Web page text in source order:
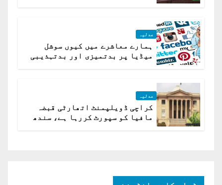
عدلیہ
ہمارے معاشرے میں کیوں سوشل
میڈیا پر بدتمیزی اور بدتہذیبی
عدلیہ
کراچی ڈویلپمنٹ اتھارٹی قبضہ
مافیا کو سپورٹ کررہا ہے، سندھ